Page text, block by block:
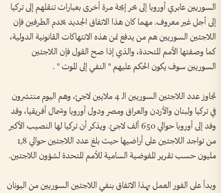
السوريين عابري أوروبا إلى بحر إيجة مرة أخرى بعبارات تنقلهم إلى تركيا
إلى أجل غير معروف. مهما كان هذا الاتفاق الجديد يخدم الطرفين فإن
اللاجئين السوريين هم من يدفع ثمن هذه الانتهاكات القانونية الدولية،
كما وصفتها الأمم المتحدة، والذي إذا صح القول فإن اللاجئين
السوريين سوف يكون الحكم عليهم " النفي إلى الموت " .
تجاوز عدد اللاجئين السوريين الـ 4 ملايين لاجئ، وهم اليوم منتشرون
في تركيا ولبنان والأردن والعراق ومصر ودول أوروبا وشمال أفريقيا، وقد
وفد إلى أوروبا حوالي 650 ألف لاجئ. ويذكر أن تركيا لها النصيب الأكبر
من تواجد اللاجئين على أراضيها حيث بلغ عدد اللاجئين حوالي 1,8
مليون حسب تقرير المفوضية السامية للأمم المتحدة لشؤون اللاجئين.
وبدأ على الفور العمل بهذا الاتفاق بنفي اللاجئين السوريين من اليونان